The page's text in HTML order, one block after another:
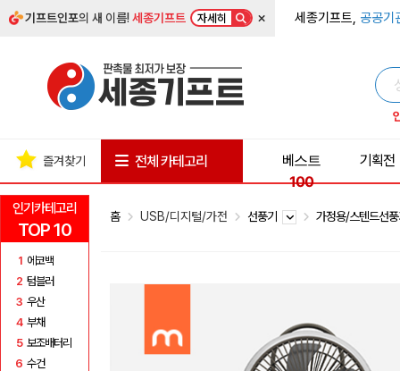
기프트인포의 새 이름!세종기프트 자세히 × 세종기프트, 공공기
인기카테고리
TOP 10
1 에코백
2 텀블러
3 우산
4 부채
5 보조배터리
6 수건
즐겨찾기 전체 카테고리
베스트
100
기획전
홈 USB/디지털/가전 선풍기 가정용/스텐드선